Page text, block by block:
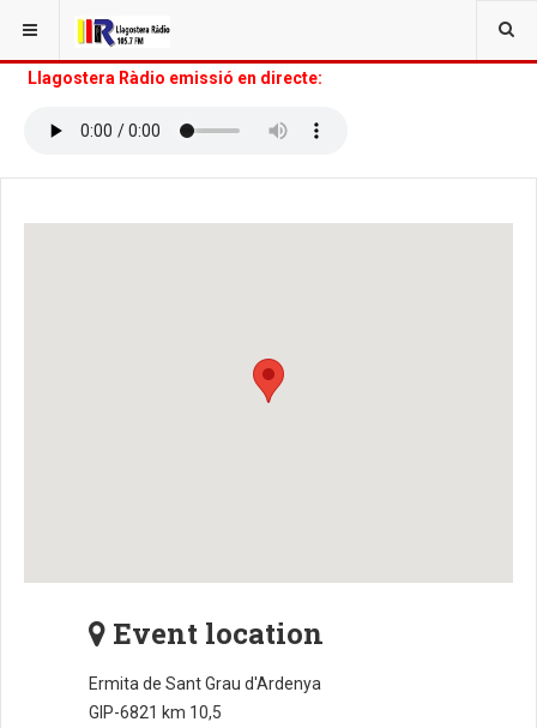
Llagostera Ràdio emissió en directe:
Event location
Ermita de Sant Grau d'Ardenya
GIP-6821 km 10,5